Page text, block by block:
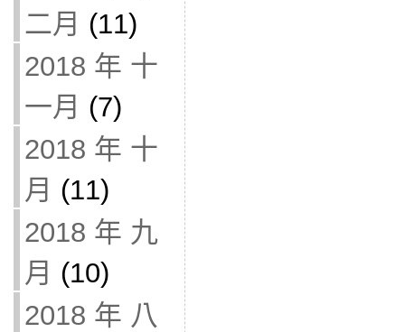
二月 (11)
2018 年 十
一月 (7)
2018 年 十
月 (11)
2018 年 九
月 (10)
2018 年 八